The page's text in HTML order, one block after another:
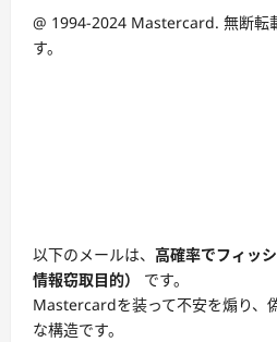
@ 1994-2024 Mastercard. 無断転
す。
以下のメールは、 高確率でフィッ
情報窃取目的）
です。
Mastercardを装って不安を煽り、
な構造です。